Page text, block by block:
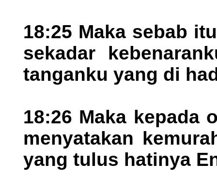
18:25 Maka sebab
sekadar
tanganku yang di
18:26 Maka kepada
menyatakan
yang tulus hatinya